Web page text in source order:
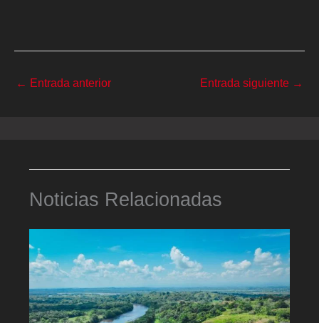
← Entrada anterior Entrada siguiente →
Noticias Relacionadas